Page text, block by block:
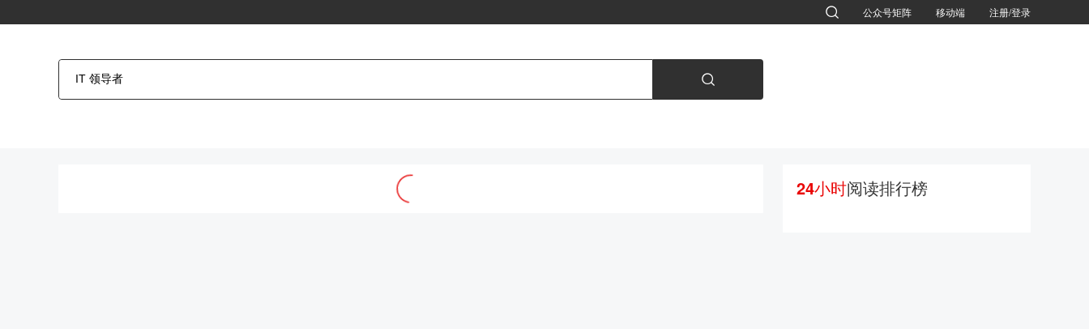
公众号矩阵 移动端
注册/登录
24小时阅读排行榜